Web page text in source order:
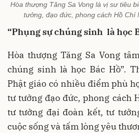
Hòa thượng Tăng Sa Vong là vị sư tiêu
tưởng, đạo đức, phong cách Hồ Chí
“Phụng sự chúng sinh là học
Hòa thượng Tăng Sa Vong
chúng sinh là học Bác Hồ”.
Phật giáo có nhiều điểm phù
tư tưởng đạo đức, phong cách
tư tưởng đại đoàn kết, tư
cuộc sống và tấm lòng yêu